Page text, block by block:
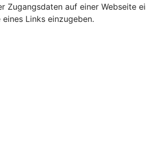
auf einer Webseite
Links einzugeben.